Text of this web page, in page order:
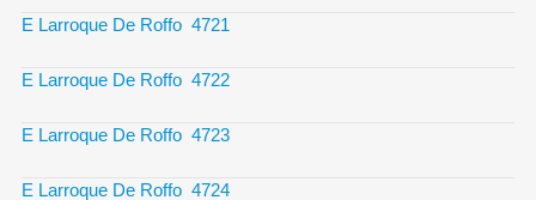
E Larroque De Roffo 4721
E Larroque De Roffo 4722
E Larroque De Roffo 4723
E Larroque De Roffo 4724